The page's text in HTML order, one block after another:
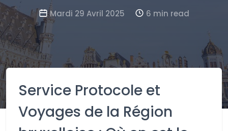
Mardi 29 Avril 2025 6 min read
Service Protocole et
Voyages de la Région